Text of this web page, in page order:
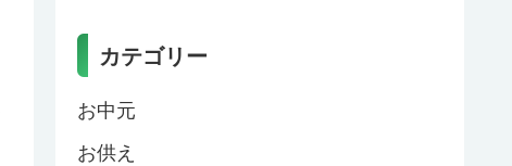
カテゴリー
お中元
お供え